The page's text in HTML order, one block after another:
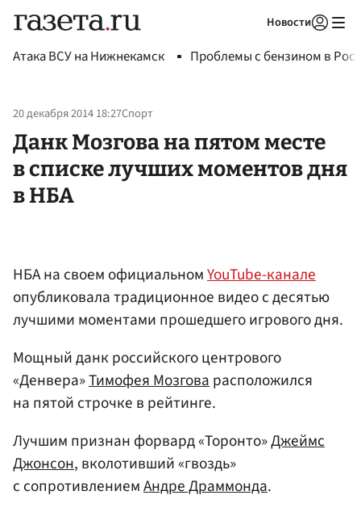
Новости
Атака ВСУ на Нижнекамск Проблемы с бензином в
20 декабря 2014 18:27Спорт
Данк Мозгова на пятом месте
в списке лучших моментов дня
в НБА
НБА на своем официальномYouTube-канале
опубликовала традиционное видео с десятью
лучшими моментами прошедшего игрового дня.
Мощный данк российского центрового
«Денвера»Тимофея Мозговарасположился
на пятой строчке в рейтинге.
Лучшим признан форвард «Торонто»Джеймс
Джонсон, вколотивший «гвоздь»
с сопротивлениемАндре Драммонда.